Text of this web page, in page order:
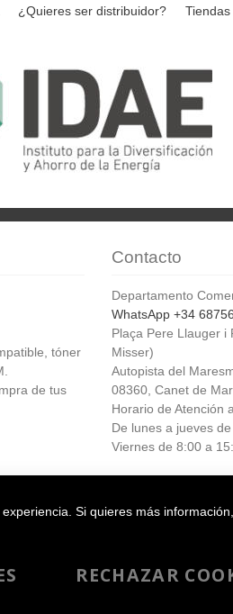
¿Quieres ser distribuidor? Tiendas
tóner
de tus
Contacto
Departamento
WhatsApp +34
Plaça Pere Llauger i
Misser)
Autopista del
08360, Canet de
Horario de Atención
De lunes a jueves
Viernes de 8:00 a
Si quieres más
RECHAZAR